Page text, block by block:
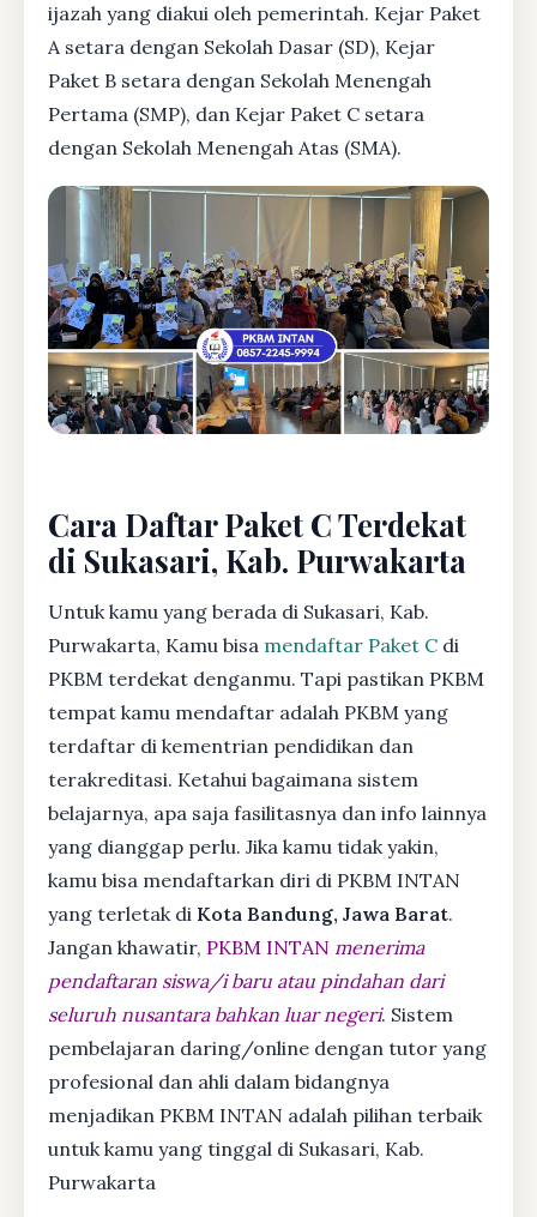
ijazah yang diakui oleh pemerintah. Kejar Paket
A setara dengan Sekolah Dasar (SD), Kejar
Paket B setara dengan Sekolah Menengah
Pertama (SMP), dan Kejar Paket C setara
dengan Sekolah Menengah Atas (SMA).
Cara Daftar Paket C Terdekat
di Sukasari, Kab. Purwakarta
Untuk kamu yang berada di Sukasari, Kab.
Purwakarta, Kamu bisa mendaftar Paket C di
PKBM terdekat denganmu. Tapi pastikan PKBM
tempat kamu mendaftar adalah PKBM yang
terdaftar di kementrian pendidikan dan
terakreditasi. Ketahui bagaimana sistem
belajarnya, apa saja fasilitasnya dan info lainnya
yang dianggap perlu. Jika kamu tidak yakin,
kamu bisa mendaftarkan diri di PKBM INTAN
yang terletak di Kota Bandung, Jawa Barat.
Jangan khawatir, PKBM INTAN menerima
pendaftaran siswa/i baru atau pindahan dari
seluruh nusantara bahkan luar negeri. Sistem
pembelajaran daring/online dengan tutor yang
profesional dan ahli dalam bidangnya
menjadikan PKBM INTAN adalah pilihan terbaik
untuk kamu yang tinggal di Sukasari, Kab.
Purwakarta